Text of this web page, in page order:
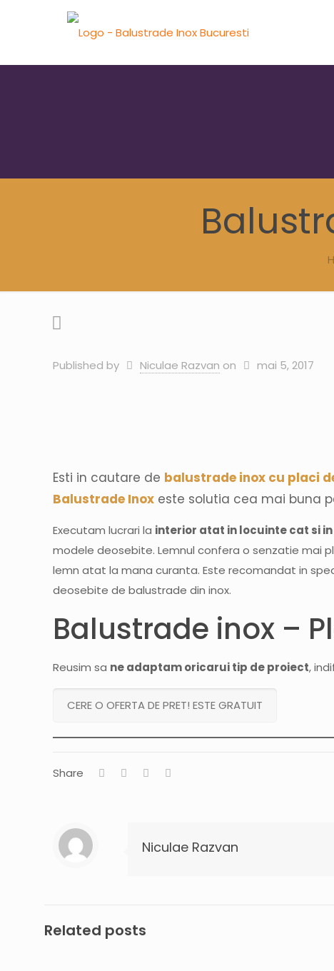
Published by Niculae Razvan on mai 5, 2017
Esti in cautare de balustrade inox cu placi
Balustrade Inox este solutia cea mai buna
Executam lucrari la interior atat in locuinte cat si
modele deosebite. Lemnul confera o senzatie mai
lemn atat la mana curanta. Este recomandat in
deosebite de balustrade din inox.
Balustrade inox –
Reusim sa ne adaptam oricarui tip de proiect,
CERE O OFERTA DE PRET! ESTE GRATUIT
Share
Niculae Razvan
Related posts